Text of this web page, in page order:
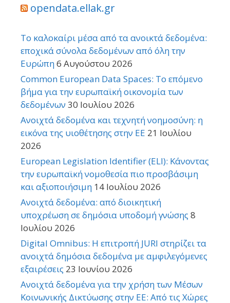
opendata.ellak.gr
Το καλοκαίρι μέσα από τα ανοικτά δεδομένα:
εποχικά σύνολα δεδομένων από όλη την
Ευρώπη6 Αυγούστου 2026
Common European Data Spaces: Το επόμενο
βήμα για την ευρωπαϊκή οικονομία των
δεδομένων 30 Ιουλίου 2026
Ανοιχτά δεδομένα και τεχνητή νοημοσύνη: η
εικόνα της υιοθέτησης στην ΕΕ 21 Ιουλίου
2026
European Legislation Identifier (ELI): Κάνοντας
την ευρωπαϊκή νομοθεσία πιο προσβάσιμη
και αξιοποιήσιμη 14 Ιουλίου 2026
Ανοιχτά δεδομένα: από διοικητική
υποχρέωση σε δημόσια υποδομή γνώσης 8
Ιουλίου 2026
Digital Omnibus: Η επιτροπή JURI στηρίζει τα
ανοιχτά δημόσια δεδομένα με αμφιλεγόμενες
εξαιρέσεις 23 Ιουνίου 2026
Ανοιχτά δεδομένα για την χρήση των Μέσων
Κοινωνικής Δικτύωσης στην ΕΕ: Από τις Χώρες